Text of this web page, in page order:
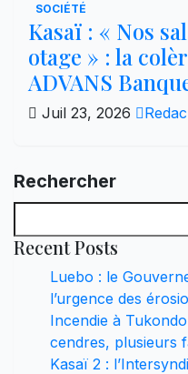
SOCIÉTÉ
Kasaï : « Nos
otage » : la
ADVANS
Juil 23, 2026
Rechercher
Recent Posts
Luebo : le
l’urgence des
Incendie à
cendres, plusieurs
Kasaï 2 :